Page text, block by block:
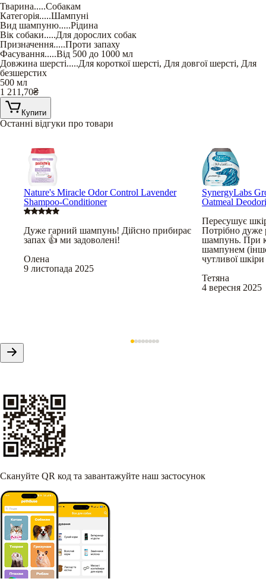
Тварина.....Собакам
Категорія.....Шампуні
Вид шампуню.....Рідина
Вік собаки.....Для дорослих собак
Призначення.....Проти запаху
Фасування.....Від 500 до 1000 мл
Довжина шерсті.....Для короткої шерсті, Для довгої шерсті, Для
безшерстих
500 мл
1 211,70₴
Купити
Останні відгуки про товари
Nature's Miracle Odor Control Lavender
Shampoo-Conditioner
Дуже гарний шампунь! Дійсно прибирає
запах 👍 ми задоволені!
Олена
9 листопада 2025
SynergyLabs
Oatmeal
Пересушує
Потрібно дуже
шампунь. При
шампунем
чутливої шкіри
Тетяна
4 вересня 2025
Скануйте QR код та завантажуйте наш застосунок